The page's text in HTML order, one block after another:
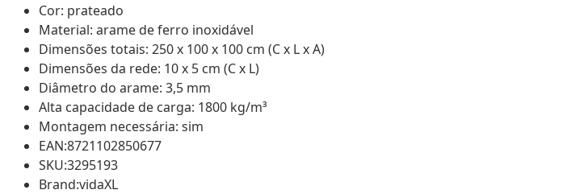
Cor: prateado
Material: arame de ferro inoxidável
Dimensões totais: 250 x 100 x 100 cm (C x L x A)
Dimensões da rede: 10 x 5 cm (C x L)
Diâmetro do arame: 3,5 mm
Alta capacidade de carga: 1800 kg/m³
Montagem necessária: sim
EAN:8721102850677
SKU:3295193
Brand:vidaXL